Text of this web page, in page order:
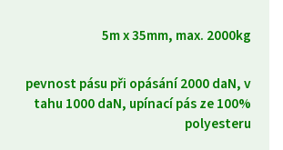
5m x 35mm, max. 2000kg
pevnost pásu při opásání 2000 daN, v
tahu 1000 daN, upínací pás ze 100%
polyesteru